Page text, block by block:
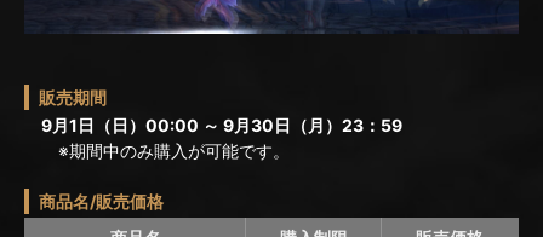
販売期間
9月1日（日）00:00 ～ 9月30日（月）23：59
※期間中のみ購入が可能です。
商品名/販売価格